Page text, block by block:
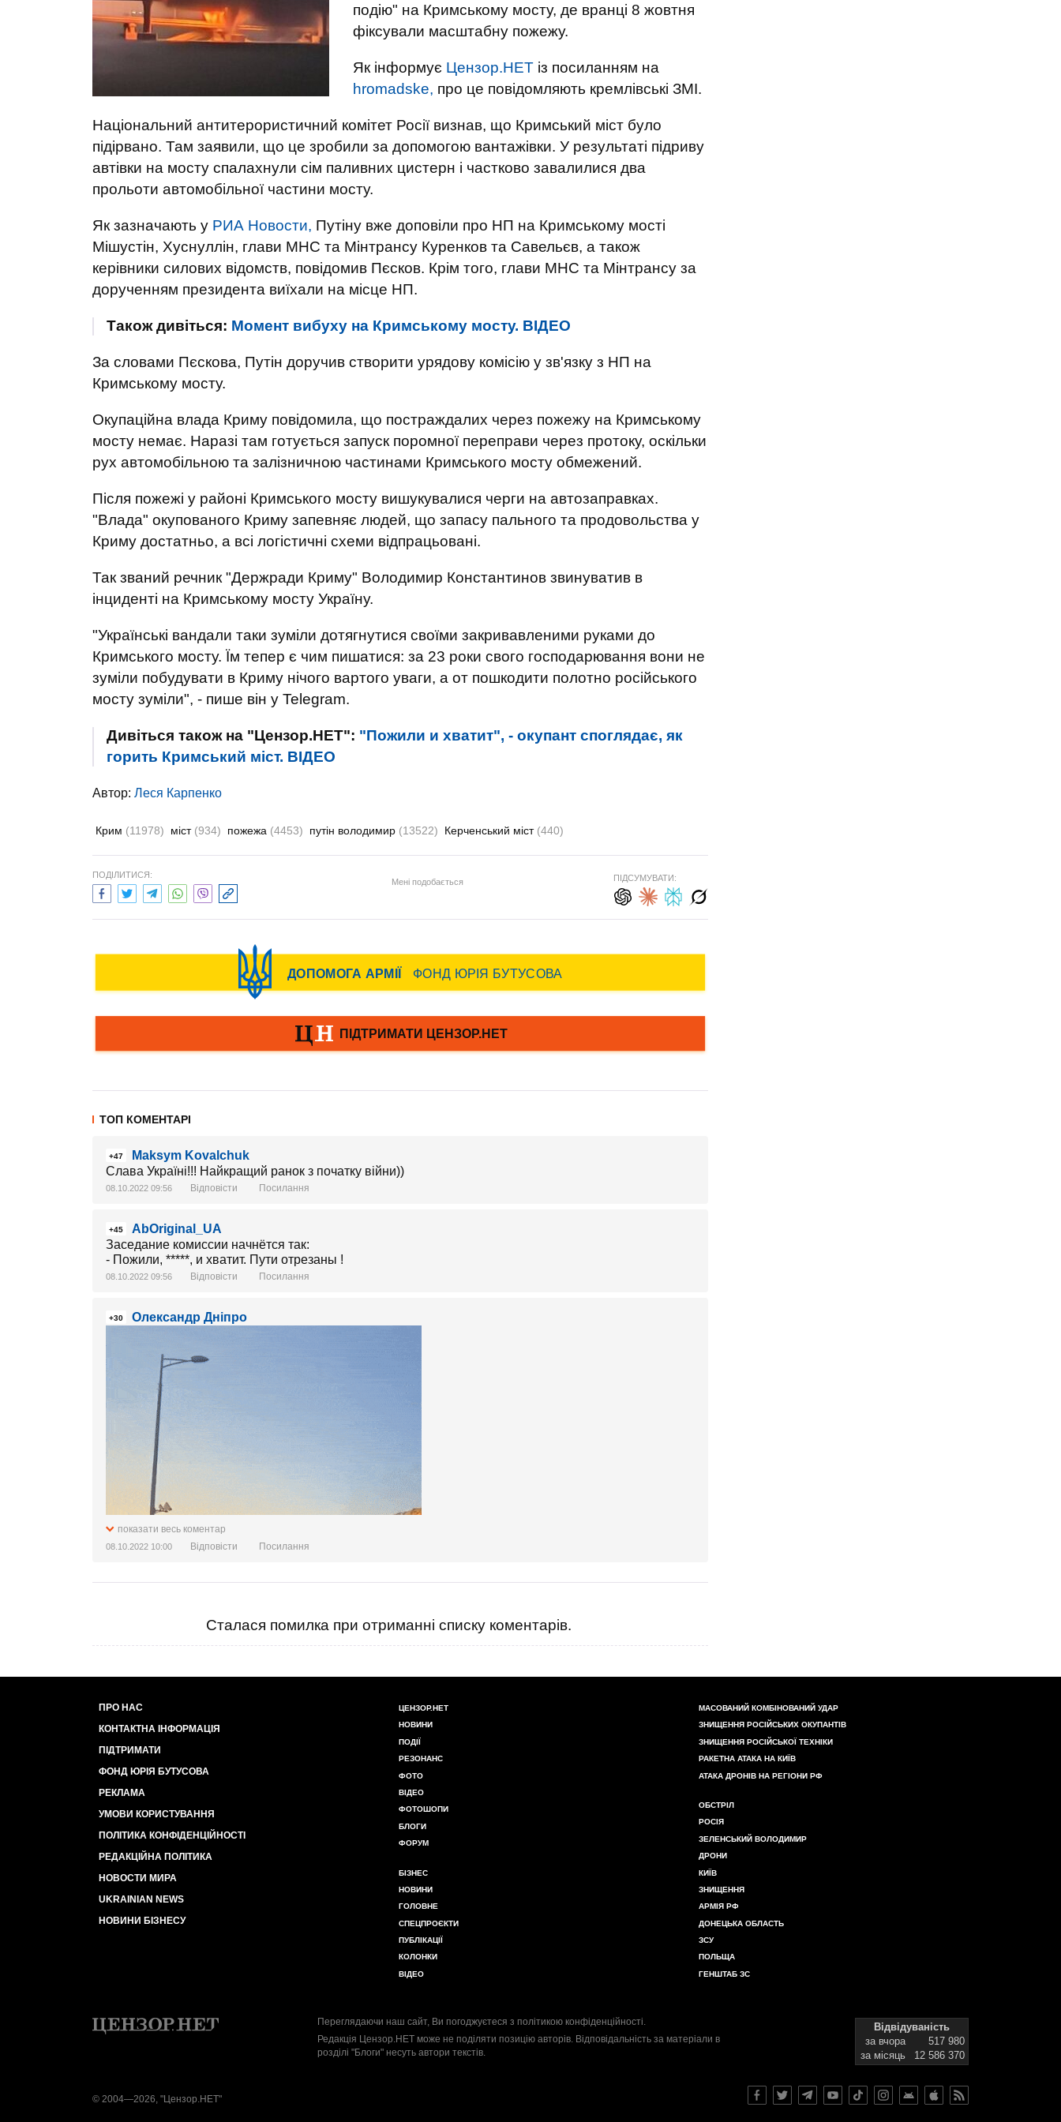
подію" на Кримському мосту, де вранці 8 жовтня
фіксували масштабну пожежу.
Як інформує Цензор.НЕТ із посиланням на
hromadske, про це повідомляють кремлівські ЗМІ.
Національний антитерористичний комітет Росії визнав, що Кримський міст було
підірвано. Там заявили, що це зробили за допомогою вантажівки. У результаті підриву
автівки на мосту спалахнули сім паливних цистерн і частково завалилися два
прольоти автомобільної частини мосту.
Як зазначають у РИА Новости, Путіну вже доповіли про НП на Кримському мості
Мішустін, Хуснуллін, глави МНС та Мінтрансу Куренков та Савельєв, а також
керівники силових відомств, повідомив Пєсков. Крім того, глави МНС та Мінтрансу за
дорученням президента виїхали на місце НП.
Також дивіться: Момент вибуху на Кримському мосту. ВIДЕО
За словами Пєскова, Путін доручив створити урядову комісію у зв'язку з НП на
Кримському мосту.
Окупаційна влада Криму повідомила, що постраждалих через пожежу на Кримському
мосту немає. Наразі там готується запуск поромної переправи через протоку, оскільки
рух автомобільною та залізничною частинами Кримського мосту обмежений.
Після пожежі у районі Кримського мосту вишукувалися черги на автозаправках.
"Влада" окупованого Криму запевняє людей, що запасу пального та продовольства у
Криму достатньо, а всі логістичні схеми відпрацьовані.
Так званий речник "Держради Криму" Володимир Константинов звинуватив в
інциденті на Кримському мосту Україну.
"Українські вандали таки зуміли дотягнутися своїми закривавленими руками до
Кримського мосту. Їм тепер є чим пишатися: за 23 роки свого господарювання вони не
зуміли побудувати в Криму нічого вартого уваги, а от пошкодити полотно російського
мосту зуміли", - пише він у Telegram.
Дивіться також на "Цензор.НЕТ": "Пожили и хватит", - окупант споглядає, як
горить Кримський міст. ВIДЕО
Автор: Леся Карпенко
Крим (11978) міст (934) пожежа (4453) путін володимир (13522) Керченський міст (440)
ПОДІЛИТИСЯ:
Мені подобається ПІДСУМУВАТИ:
ТОП КОМЕНТАРІ
+47
Maksym Kovalchuk
Слава Україні!!! Найкращий ранок з початку війни))
08.10.2022 09:56 Відповісти Посилання
+45
AbOriginal_UA
Заседание комиссии начнётся так:
- Пожили, *****, и хватит. Пути отрезаны !
08.10.2022 09:56 Відповісти Посилання
+30 Олександр Дніпро
показати весь коментар
08.10.2022 10:00 Відповісти Посилання
Сталася помилка при отриманні списку коментарів.
ПРО НАС
КОНТАКТНА ІНФОРМАЦІЯ
ПІДТРИМАТИ
ФОНД ЮРІЯ БУТУСОВА
РЕКЛАМА
УМОВИ КОРИСТУВАННЯ
ПОЛІТИКА КОНФІДЕНЦІЙНОСТІ
РЕДАКЦІЙНА ПОЛІТИКА
НОВОСТИ МИРА
UKRAINIAN NEWS
НОВИНИ БІЗНЕСУ
ЦЕНЗОР.НЕТ
НОВИНИ
ПОДІЇ
РЕЗОНАНС
ФОТО
ВІДЕО
ФОТОШОПИ
БЛОГИ
ФОРУМ
БІЗНЕС
НОВИНИ
ГОЛОВНЕ
СПЕЦПРОЄКТИ
ПУБЛІКАЦІЇ
КОЛОНКИ
ВІДЕО
МАСОВАНИЙ КОМБІНОВАНИЙ УДАР
ЗНИЩЕННЯ РОСІЙСЬКИХ ОКУПАНТІВ
ЗНИЩЕННЯ РОСІЙСЬКОЇ ТЕХНІКИ
РАКЕТНА АТАКА НА КИЇВ
АТАКА ДРОНІВ НА РЕГІОНИ РФ
ОБСТРІЛ
РОСІЯ
ЗЕЛЕНСЬКИЙ ВОЛОДИМИР
ДРОНИ
КИЇВ
ЗНИЩЕННЯ
АРМІЯ РФ
ДОНЕЦЬКА ОБЛАСТЬ
ЗСУ
ПОЛЬЩА
ГЕНШТАБ ЗС
Переглядаючи наш сайт, Ви погоджуєтеся з політикою конфіденційності.
Редакція Цензор.НЕТ може не поділяти позицію авторів. Відповідальність за матеріали в
розділі "Блоги" несуть автори текстів.
Відвідуваність
за вчора
517 980
за місяць
12 586 370
© 2004—2026, "Цензор.НЕТ"